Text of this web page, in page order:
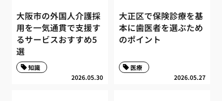
大阪市の外国人介護採
用を一気通貫で支援す
るサービスおすすめ5
選
2026.05.30
知識
大正区で保険診療を基
本に歯医者を選ぶため
のポイント
2026.05.27
医療